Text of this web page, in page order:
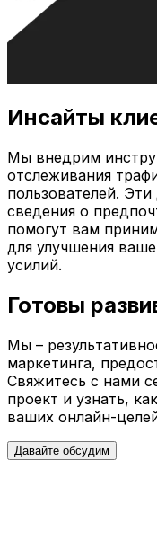
Инсайты
Мы внедрим
отслеживания
пользователей.
сведения о
помогут вам
для улучшения
усилий.
Готовы
Мы –
маркетинга,
Свяжитесь с нами
проект и узнать,
ваших онлайн-
Давайте обсудим